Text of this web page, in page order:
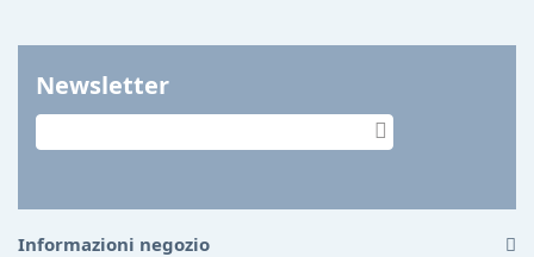
Newsletter
Informazioni negozio